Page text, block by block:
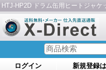
HTJ-HP2D ドラム缶用ヒートジャケ
ログイン 新規登録